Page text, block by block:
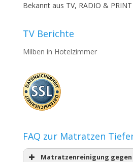
Bekannt aus TV, RADIO & PRINT
TV Berichte
Milben in Hotelzimmer
FAQ zur Matratzen
Matratzenreinigung gegen